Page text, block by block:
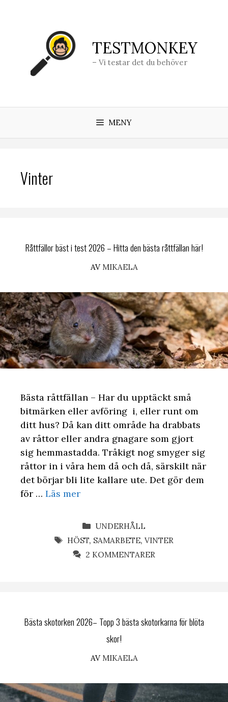
TESTMONKEY
– Vi testar det du behöver
MENY
Vinter
Råttfällor bäst i test 2026 – Hitta den bästa råttfällan här!
AV MIKAELA
Bästa råttfällan – Har du upptäckt små
bitmärken eller avföring i, eller runt om
ditt hus? Då kan ditt område ha drabbats
av råttor eller andra gnagare som gjort
sig hemmastadda. Tråkigt nog smyger sig
råttor in i våra hem då och då, särskilt när
det börjar bli lite kallare ute. Det gör dem
för … Läs mer
KATEGORIER
UNDERHÅLL
ETIKETTER
HÖST, SAMARBETE, VINTER
2 KOMMENTARER
Bästa skotorken 2026– Topp 3 bästa skotorkarna för blöta
skor!
AV MIKAELA